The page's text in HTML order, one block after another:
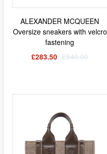
ALEXANDER MCQUEEN
Oversize sneakers with velcro
fastening
£283.50 £540.00